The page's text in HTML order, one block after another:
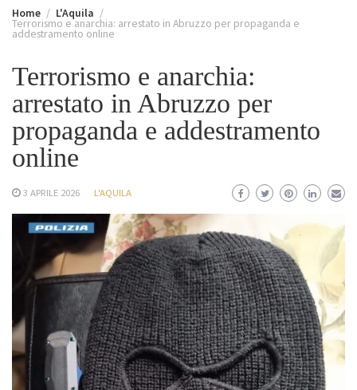
Home L'Aquila
Terrorismo e anarchia: arrestato in Abruzzo per propaganda e
addestramento online
Terrorismo e anarchia:
arrestato in Abruzzo per
propaganda e addestramento
online
3 APRILE 2026 L'AQUILA